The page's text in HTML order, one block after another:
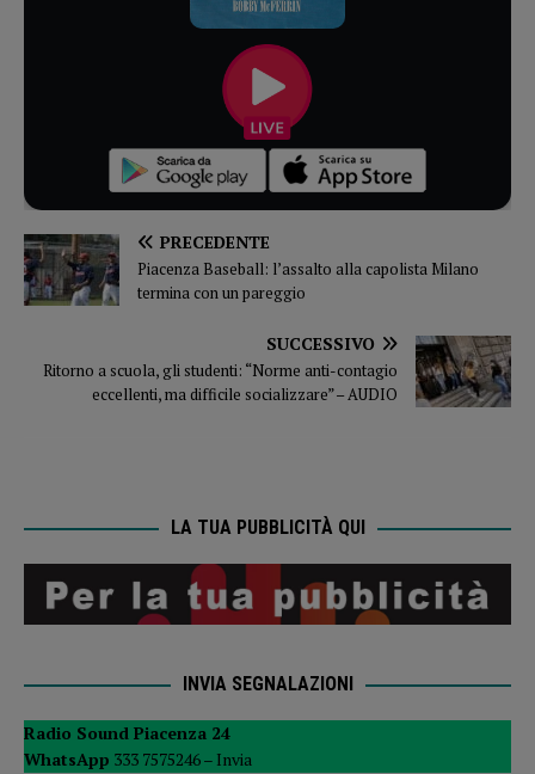
PRECEDENTE
Piacenza Baseball: l’assalto alla capolista Milano
termina con un pareggio
SUCCESSIVO
Ritorno a scuola, gli studenti: “Norme anti-contagio
eccellenti, ma difficile socializzare” – AUDIO
LA TUA PUBBLICITÀ QUI
INVIA SEGNALAZIONI
Radio Sound Piacenza 24
WhatsApp 333 7575246 – Invia